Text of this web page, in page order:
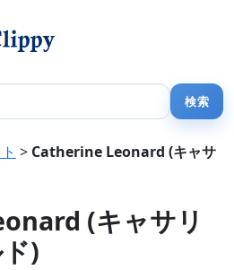
> Catherine Leonard (キャサ
(キャサリ
)